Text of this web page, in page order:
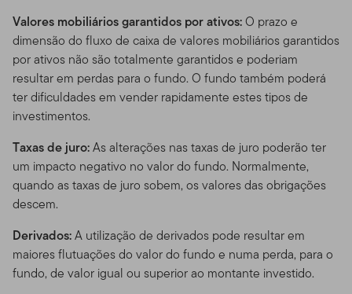
Valores mobiliários garantidos por ativos:O prazo e
dimensão do fluxo de caixa de valores mobiliários garantidos
por ativos não são totalmente garantidos e poderiam
resultar em perdas para o fundo. O fundo também poderá
ter dificuldades em vender rapidamente estes tipos de
investimentos.
Taxas de juro:As alterações nas taxas de juro poderão ter
um impacto negativo no valor do fundo. Normalmente,
quando as taxas de juro sobem, os valores das obrigações
descem.
Derivados:A utilização de derivados pode resultar em
maiores flutuações do valor do fundo e numa perda, para o
fundo, de valor igual ou superior ao montante investido.